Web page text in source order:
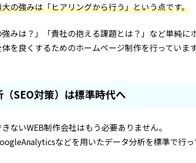
の強みは「ヒアリングから行う」という点です。
強みは？」「貴社の抱える課題とは？」など単純
を良くするためのホームページ制作を行っています
（SEO対策）は標準時代へ
ないWEB制作会社はもう必要ありません。
などを用いたデータ分析を標準で行っ